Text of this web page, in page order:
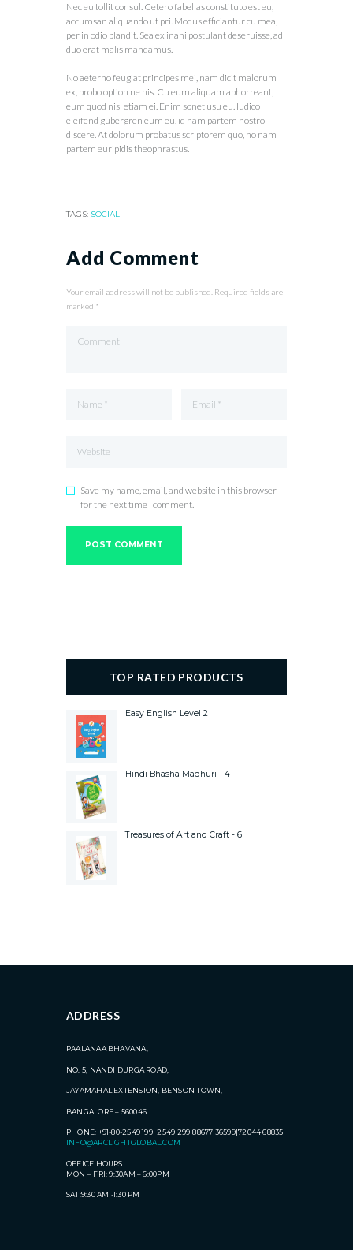
Nec eu tollit consul. Cetero fabellas constituto est eu,
accumsan aliquando ut pri. Modus efficiantur cu mea,
per in odio blandit. Sea ex inani postulant deseruisse, ad
duo erat malis mandamus.
No aeterno feugiat principes mei, nam dicit malorum
ex, probo option ne his. Cu eum aliquam abhorreant,
eum quod nisl etiam ei. Enim sonet usu eu. Iudico
eleifend gubergren eum eu, id nam partem nostro
discere. At dolorum probatus scriptorem quo, no nam
partem euripidis theophrastus.
TAGS: SOCIAL
Add Comment
Your email address will not be published. Required fields are
marked *
Save my name, email, and website in this browser
for the next time I comment.
TOP RATED PRODUCTS
Easy English Level 2
Hindi Bhasha Madhuri - 4
Treasures of Art and Craft - 6
ADDRESS
PAALANAA BHAVANA,
NO. 5, NANDI DURGA ROAD,
JAYAMAHAL EXTENSION, BENSON TOWN,
BANGALORE – 560046
PHONE: +91-80-2549 199| 2549 299|88677 36599|72044 68835
INFO@ARCLIGHTGLOBAL.COM
OFFICE HOURS
MON – FRI: 9:30AM – 6:00PM
SAT:9:30 AM -1:30 PM